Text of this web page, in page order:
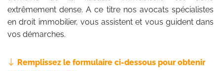
extrêmement dense. A ce titre nos avocats spécialistes
en droit immobilier, vous assistent et vous guident dans
vos démarches.
Remplissez le formulaire ci-dessous pour obtenir